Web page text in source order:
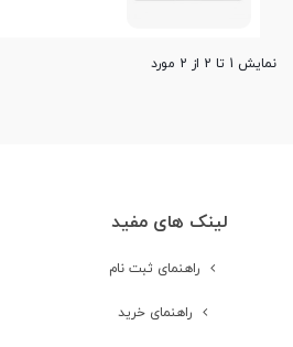
نمایش 1 تا 2 از 2 مورد
لینک های مفید
راهنمای ثبت نام
راهنمای خرید